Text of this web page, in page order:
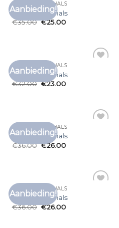
Aanbieding!
T SHIRT MET V HALS
t shirt met v hals
€35.00 €25.00
Aanbieding!
T SHIRT MET V HALS
t shirt met v hals
€32.00 €23.00
Aanbieding!
T SHIRT MET V HALS
t shirt met v hals
€36.00 €26.00
Aanbieding!
T SHIRT MET V HALS
t shirt met v hals
€36.00 €26.00